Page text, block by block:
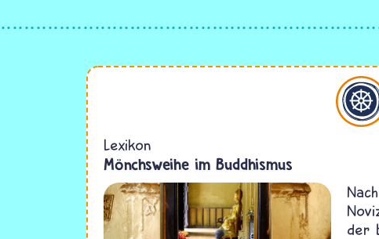
Lexikon
Mönchsweihe im Buddhismus
der